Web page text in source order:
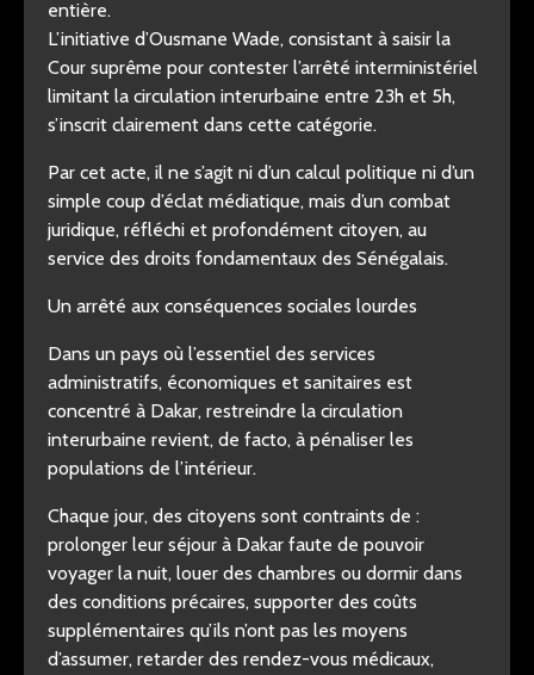
entière.
L’initiative d’Ousmane Wade, consistant à saisir la
Cour suprême pour contester l’arrêté interministériel
limitant la circulation interurbaine entre 23h et 5h,
s’inscrit clairement dans cette catégorie.
Par cet acte, il ne s’agit ni d’un calcul politique ni d’un
simple coup d’éclat médiatique, mais d’un combat
juridique, réfléchi et profondément citoyen, au
service des droits fondamentaux des Sénégalais.
Un arrêté aux conséquences sociales lourdes
Dans un pays où l’essentiel des services
administratifs, économiques et sanitaires est
concentré à Dakar, restreindre la circulation
interurbaine revient, de facto, à pénaliser les
populations de l’intérieur.
Chaque jour, des citoyens sont contraints de :
prolonger leur séjour à Dakar faute de pouvoir
voyager la nuit, louer des chambres ou dormir dans
des conditions précaires, supporter des coûts
supplémentaires qu’ils n’ont pas les moyens
d’assumer, retarder des rendez-vous médicaux,